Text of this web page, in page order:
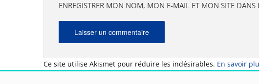
ENREGISTRER MON NOM, MON E-MAIL ET MON SITE
Ce site utilise Akismet pour réduire les indésirables. En savoir